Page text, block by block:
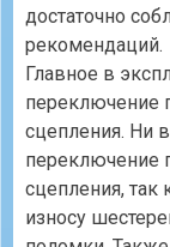
достаточно
рекомендаций.
Главное в
переключение
сцепления. Ни
переключение
сцепления, так
износу